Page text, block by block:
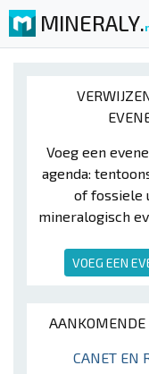
MINERALY.
Voeg een
agenda:
of fossiele
mineralogisch
VOEG EEN
CANET EN